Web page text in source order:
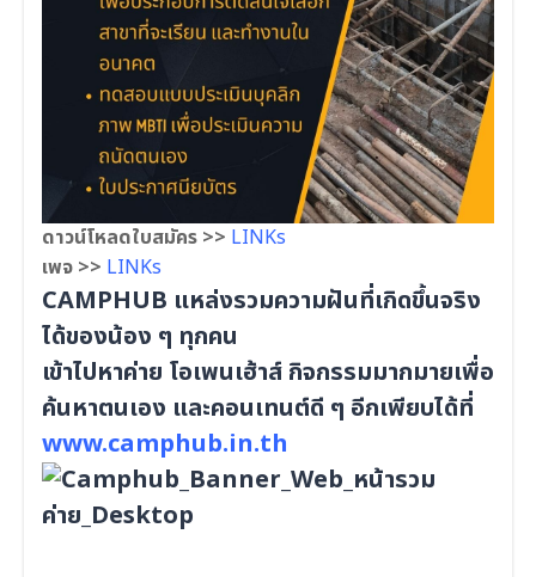
ดาวน์โหลดใบสมัคร >> LINKs
เพจ >> LINKs
CAMPHUB แหล่งรวมความฝันที่เกิดขึ้นจริง
ได้ของน้อง ๆ ทุกคน
เข้าไปหาค่าย โอเพนเฮ้าส์ กิจกรรมมากมายเพื่อ
ค้นหาตนเอง และคอนเทนต์ดี ๆ อีกเพียบได้ที่
www.camphub.in.th